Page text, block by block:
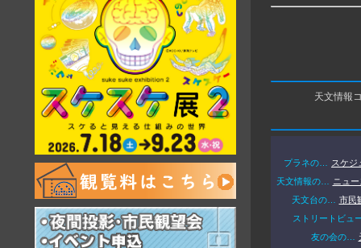
天文情報
プラネの…
スケジ
天文情報の…
ニュー
天文台の…
市民
ストリートビュ
友の会の…